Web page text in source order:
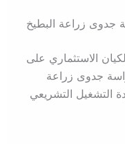
جدوى زراعة البطيخ
الاستثماري على
جدوى زراعة
التشغيل التشريعي